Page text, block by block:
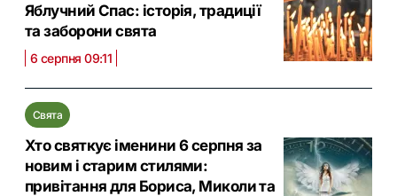
Яблучний Спас: історія, традиції
та заборони свята
6 серпня 09:11
Свята
Хто святкує іменини 6 серпня за
новим і старим стилями:
привітання для Бориса, Миколи та